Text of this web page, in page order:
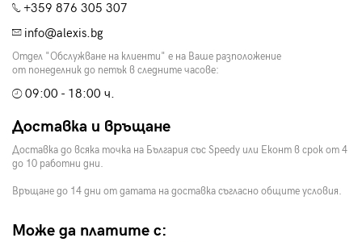
+359 876 305 307
info@alexis.bg
Отдел "Обслужване на клиенти" е на Ваше разположение
от понеделник до петък в следните часове:
09:00 - 18:00 ч.
Доставка и връщане
Доставка до всяка точка на България със Speedy или Еконт в срок от 4
до 10 работни дни.
Връщане до 14 дни от датата на доставка съгласно общите условия.
Може да платите с: